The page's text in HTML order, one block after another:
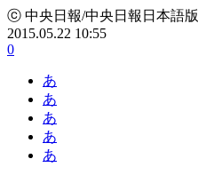
ⓒ 中央日報/中央日報日本語版
2015.05.22 10:55
0
あ
あ
あ
あ
あ